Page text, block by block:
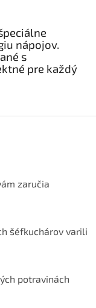
nápojov.
s
pre každý
zaručia
šéfkuchárov varili
potravinách